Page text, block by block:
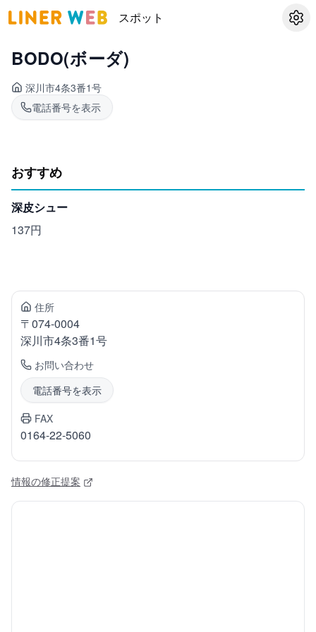
スポット 設定
BODO(ボーダ)
深川市4条3番1号
電話番号を表示
おすすめ
深皮シュー
137円
住所
〒074-0004
深川市4条3番1号
お問い合わせ
電話番号を表示
FAX
0164-22-5060
情報の修正提案